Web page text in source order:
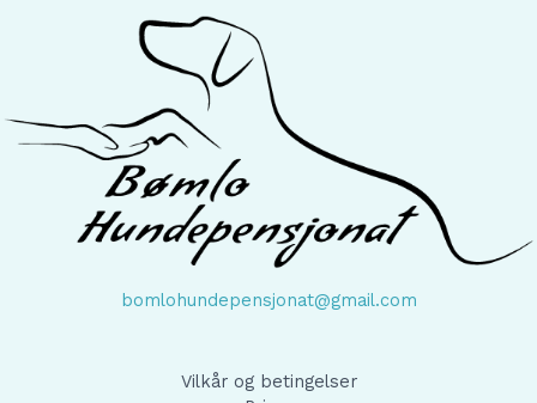
bomlohundepensjonat@gmail.com
Vilkår og betingelser